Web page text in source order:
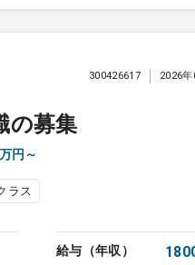
の募集
円～
300426617 2026
ラス
給与（年収）